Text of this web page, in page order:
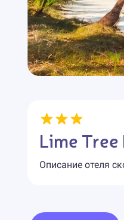
Lime Tree
Описание отеля